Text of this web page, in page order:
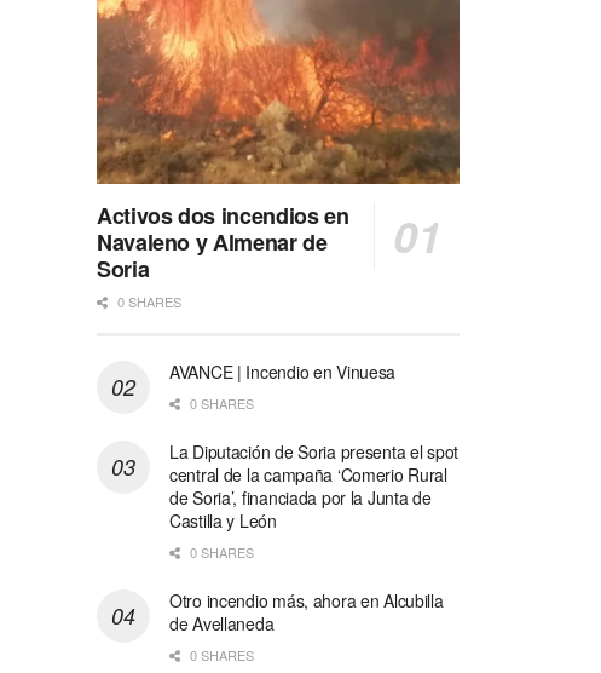
Activos dos incendios en
Navaleno y Almenar de
Soria
0 SHARES
AVANCE | Incendio en Vinuesa
0 SHARES
La Diputación de Soria presenta el spot
central de la campaña ‘Comerio Rural
de Soria’, financiada por la Junta de
Castilla y León
0 SHARES
Otro incendio más, ahora en Alcubilla
de Avellaneda
0 SHARES